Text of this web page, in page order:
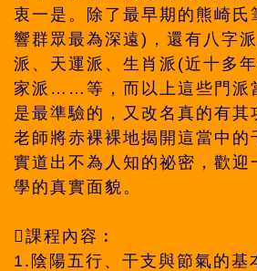
衷一是。除了最早期的熊崎氏
響群眾最為深遠)，還有八字
派、天運派、生肖派(近十多
家派……等，而以上這些門派
是最準驗的，又改名真的有其
老師將赤裸裸地揭開這當中的
實道出不為人知的祕密，歡迎
學的真實面貌。
課程內容︰
1.陰陽五行、干支與節氣的基